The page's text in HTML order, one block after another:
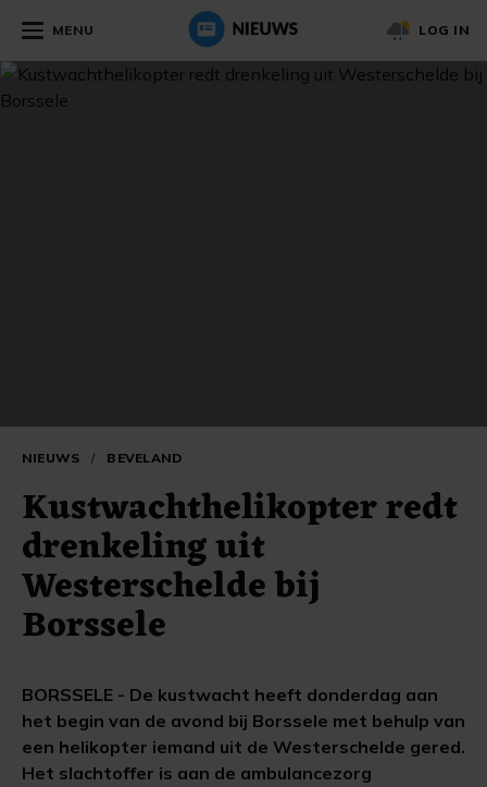
MENU LOG IN
NIEUWS / BEVELAND
Kustwachthelikopter redt
drenkeling uit
Westerschelde bij
Borssele
BORSSELE - De kustwacht heeft donderdag aan
het begin van de avond bij Borssele met behulp van
een helikopter iemand uit de Westerschelde gered.
Het slachtoffer is aan de ambulancezorg